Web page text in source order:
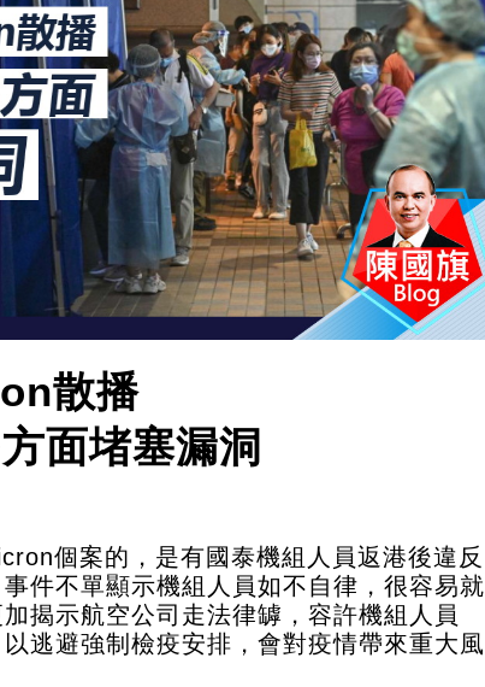
散播
面堵塞漏洞
個案的，是有國泰機組人員返港後違反
件不單顯示機組人員如不自律，很容易就
揭示航空公司走法律罅，容許機組人員
以逃避強制檢疫安排，會對疫情帶來重大風